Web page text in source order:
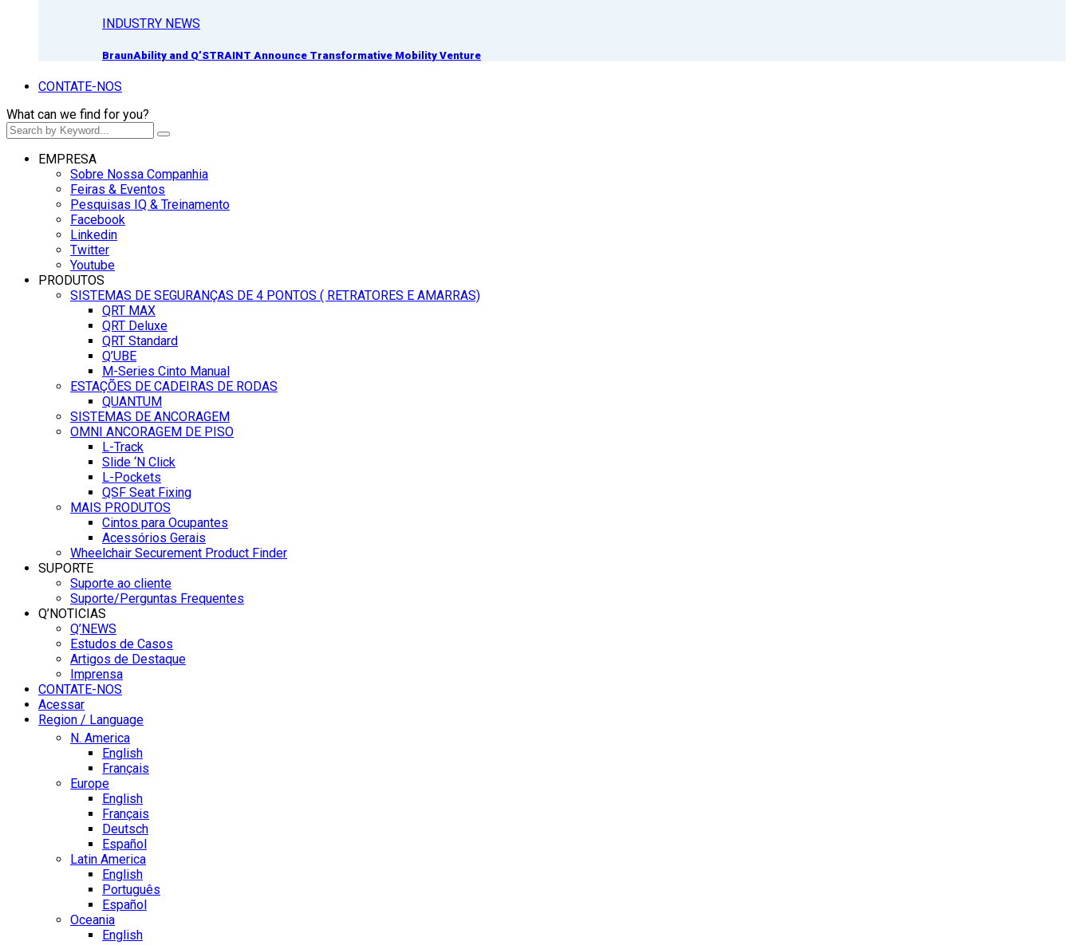
INDUSTRY NEWS
BraunAbility and Q’STRAINT Announce Transformative Mobility Venture
CONTATE-NOS
What can we find for you?
EMPRESA
Sobre Nossa Companhia
Feiras & Eventos
Pesquisas IQ & Treinamento
Facebook
Linkedin
Twitter
Youtube
PRODUTOS
SISTEMAS DE SEGURANÇAS DE 4 PONTOS ( RETRATORES E AMARRAS)
QRT MAX
QRT Deluxe
QRT Standard
Q’UBE
M-Series Cinto Manual
ESTAÇÕES DE CADEIRAS DE RODAS
QUANTUM
SISTEMAS DE ANCORAGEM
OMNI ANCORAGEM DE PISO
L-Track
Slide ‘N Click
L-Pockets
QSF Seat Fixing
MAIS PRODUTOS
Cintos para Ocupantes
Acessórios Gerais
Wheelchair Securement Product Finder
SUPORTE
Suporte ao cliente
Suporte/Perguntas Frequentes
Q’NOTICIAS
Q’NEWS
Estudos de Casos
Artigos de Destaque
Imprensa
CONTATE-NOS
Acessar
Region / Language
N. America
English
Français
Europe
English
Français
Deutsch
Español
Latin America
English
Português
Español
Oceania
English